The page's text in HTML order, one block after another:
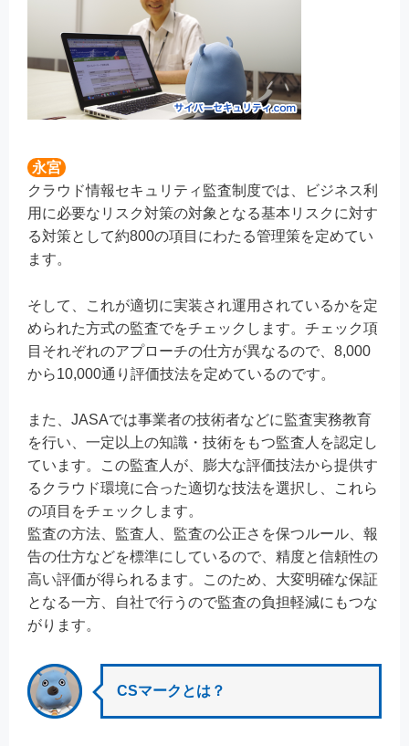
永宮
クラウド情報セキュリティ監査制度では、ビジネス利
用に必要なリスク対策の対象となる基本リスクに対す
る対策として約800の項目にわたる管理策を定めてい
ます。
そして、これが適切に実装され運用されているかを定
められた方式の監査でをチェックします。チェック項
目それぞれのアプローチの仕方が異なるので、8,000
から10,000通り評価技法を定めているのです。
また、JASAでは事業者の技術者などに監査実務教育
を行い、一定以上の知識・技術をもつ監査人を認定し
ています。この監査人が、膨大な評価技法から提供す
るクラウド環境に合った適切な技法を選択し、これら
の項目をチェックします。
監査の方法、監査人、監査の公正さを保つルール、報
告の仕方などを標準にしているので、精度と信頼性の
高い評価が得られるます。このため、大変明確な保証
となる一方、自社で行うので監査の負担軽減にもつな
がります。
CSマークとは？